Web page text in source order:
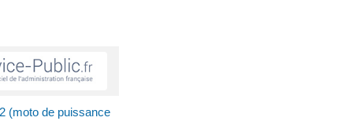
(moto de puissance